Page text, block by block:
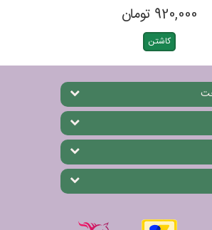
920,000 تومان
کاشتن